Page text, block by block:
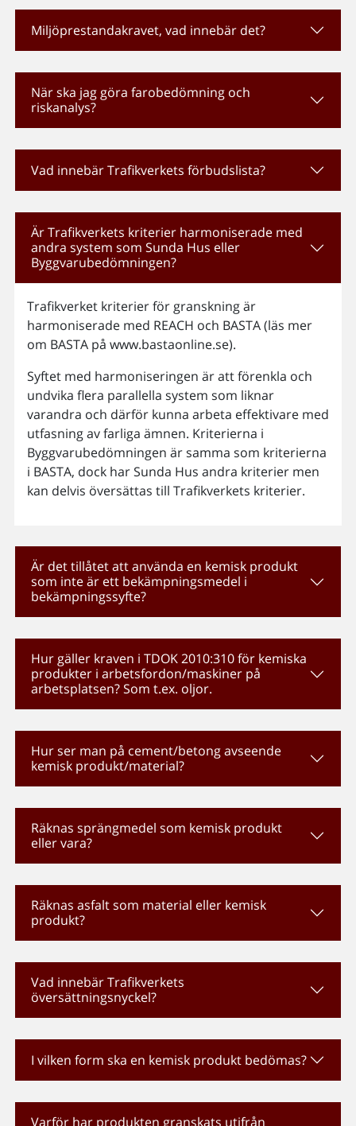
Miljöprestandakravet, vad innebär det?
När ska jag göra farobedömning och
riskanalys?
Vad innebär Trafikverkets förbudslista?
Är Trafikverkets kriterier harmoniserade med
andra system som Sunda Hus eller
Byggvarubedömningen?
Trafikverket kriterier för granskning är
harmoniserade med REACH och BASTA (läs mer
om BASTA på www.bastaonline.se).
Syftet med harmoniseringen är att förenkla och
undvika flera parallella system som liknar
varandra och därför kunna arbeta effektivare med
utfasning av farliga ämnen. Kriterierna i
Byggvarubedömningen är samma som kriterierna
i BASTA, dock har Sunda Hus andra kriterier men
kan delvis översättas till Trafikverkets kriterier.
Är det tillåtet att använda en kemisk produkt
som inte är ett bekämpningsmedel i
bekämpningssyfte?
Hur gäller kraven i TDOK 2010:310 för kemiska
produkter i arbetsfordon/maskiner på
arbetsplatsen? Som t.ex. oljor.
Hur ser man på cement/betong avseende
kemisk produkt/material?
Räknas sprängmedel som kemisk produkt
eller vara?
Räknas asfalt som material eller kemisk
produkt?
Vad innebär Trafikverkets
översättningsnyckel?
I vilken form ska en kemisk produkt bedömas?
Varför har produkten granskats utifrån